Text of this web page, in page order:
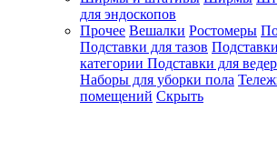
для эндоскопов
Прочее Вешалки Ростомеры
Подставки для тазов
категории Подставки для ведер
Наборы для уборки пола
помещений Скрыть